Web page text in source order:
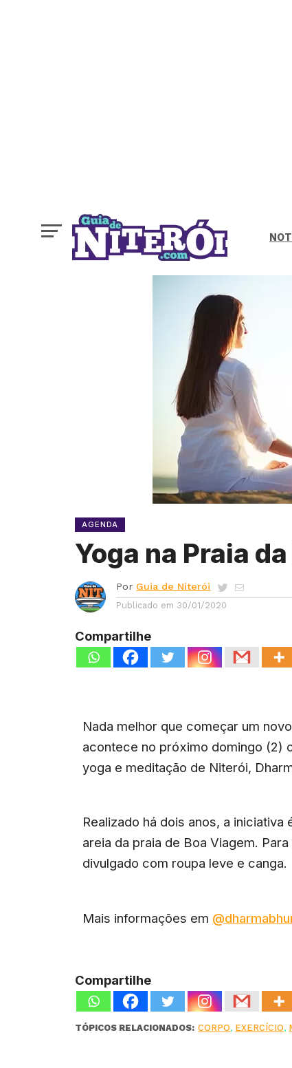
AGENDA
Yoga na Praia
Por Guia de Niterói
Publicado em 30/01/2020
Compartilhe
Nada melhor que começar um
acontece no próximo domingo (2)
yoga e meditação de Niterói,
Realizado há dois anos, a
areia da praia de Boa Viagem.
divulgado com roupa leve e canga.
Mais informações em
Compartilhe
TÓPICOS RELACIONADOS: CORPO, EXERCÍCIO,